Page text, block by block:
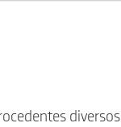
diversos